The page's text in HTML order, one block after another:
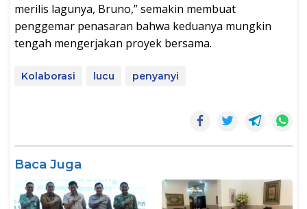
merilis lagunya, Bruno,” semakin membuat
penggemar penasaran bahwa keduanya mungkin
tengah mengerjakan proyek bersama.
Kolaborasi lucu penyanyi
Baca Juga